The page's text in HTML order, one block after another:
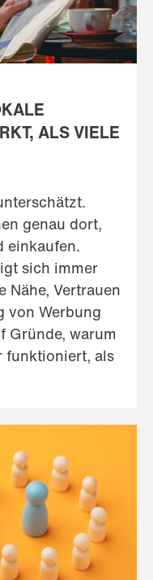
ALS VIELE
genau dort,
einkaufen.
sich immer
Nähe, Vertrauen
von Werbung
Gründe, warum
funktioniert, als